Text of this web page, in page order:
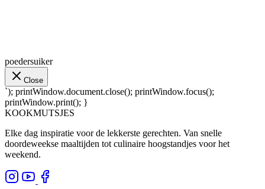
poedersuiker
Close
`); printWindow.document.close(); printWindow.focus();
printWindow.print(); }
KOOKMUTSJES
Elke dag inspiratie voor de lekkerste gerechten. Van snelle
doordeweekse maaltijden tot culinaire hoogstandjes voor het
weekend.